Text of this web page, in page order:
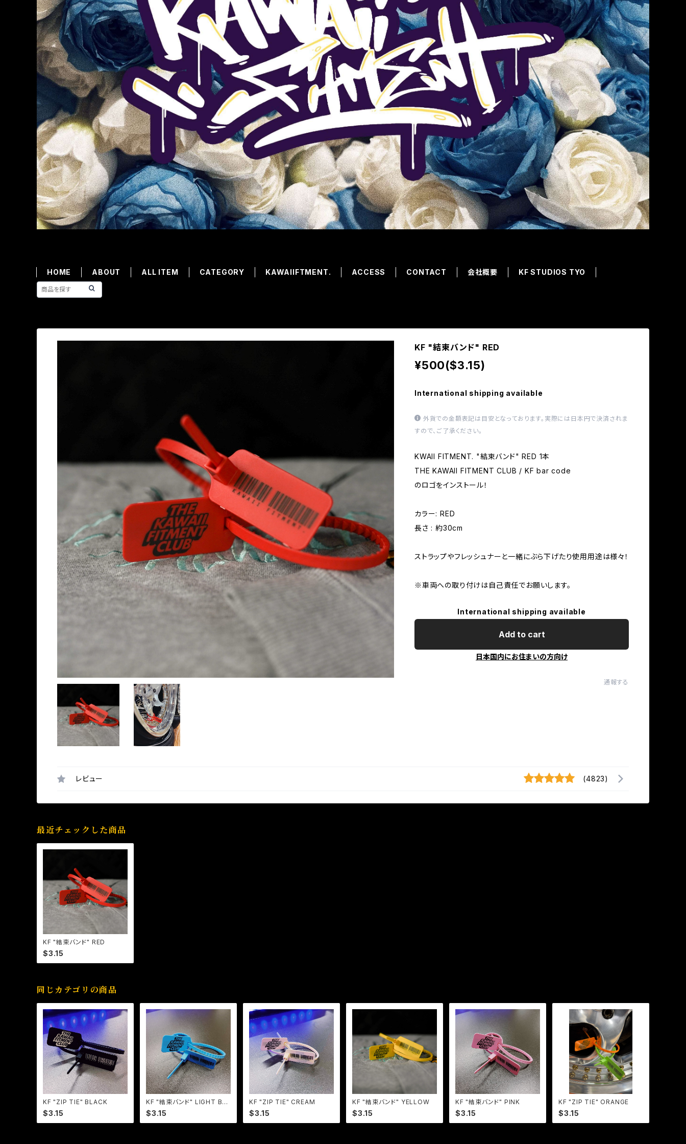
HOME ABOUT ALL ITEM CATEGORY KAWAIIFTMENT. ACCESS CONTACT 会社概要 KF STUDIOS TYO
KF "結束バンド" RED
¥500($3.15)
International shipping available
外貨での金額表記は目安となっております。実際には日本円で決済されま
すので、ご了承ください。
KWAII FITMENT. "結束バンド" RED 1本
THE KAWAII FITMENT CLUB / KF bar code
のロゴをインストール！
カラー: RED
長さ : 約30cm
ストラップやフレッシュナーと一緒にぶら下げたり使用用途は様々！
※車両への取り付けは自己責任でお願いします。
International shipping available
Add to cart
日本国内にお住まいの方向け
通報する
レビュー (4823)
最近チェックした商品
KF "結束バンド" RED
$3.15
同じカテゴリの商品
KF "ZIP TIE" BLACK
$3.15
KF "結束バンド" LIGHT BL
UE
$3.15
KF "ZIP TIE" CREAM
$3.15
KF "結束バンド" YELLOW
$3.15
KF "結束バンド" PINK
$3.15
KF "ZIP TIE" ORANGE
$3.15